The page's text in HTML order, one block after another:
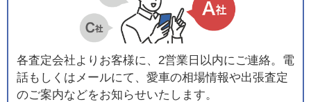
各査定会社よりお客様に、2営業日以内にご連絡。電
話もしくはメールにて、愛車の相場情報や出張査定
のご案内などをお知らせいたします。